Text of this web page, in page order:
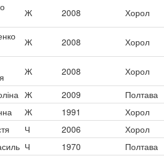
Ж 2008 Хорол
Ж 2008 Хорол
Ж 2008
Хорол
Ж 2009
Полтава
Ж 1991
Хорол
Ч 2006
Хорол
Ч 1970 Полтава